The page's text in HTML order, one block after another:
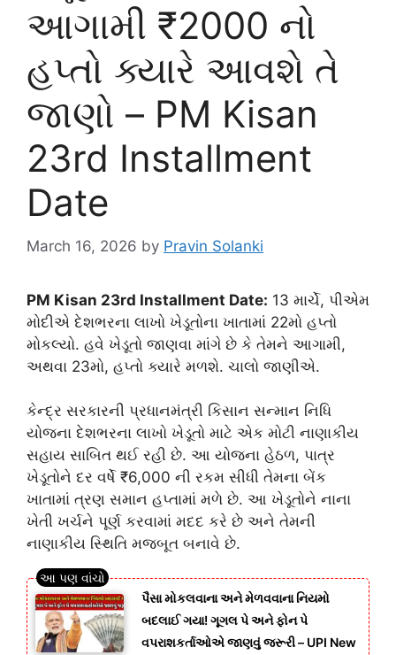
આગામી ₹2000 નો
હપ્તો ક્યારે આવશે તે
જાણો – PM Kisan
23rd Installment
Date
March 16, 2026 by Pravin Solanki
PM Kisan 23rd Installment Date: 13 માર્ચે, પીએમ
મોદીએ દેશભરના લાખો ખેડૂતોના ખાતામાં 22મો હપ્તો
મોકલ્યો. હવે ખેડૂતો જાણવા માંગે છે કે તેમને આગામી,
અથવા 23મો, હપ્તો ક્યારે મળશે. ચાલો જાણીએ.
કેન્દ્ર સરકારની પ્રધાનમંત્રી કિસાન સન્માન નિધિ
યોજના દેશભરના લાખો ખેડૂતો માટે એક મોટી નાણાકીય
સહાય સાબિત થઈ રહી છે. આ યોજના હેઠળ, પાત્ર
ખેડૂતોને દર વર્ષે ₹6,000 ની રકમ સીધી તેમના બેંક
ખાતામાં ત્રણ સમાન હપ્તામાં મળે છે. આ ખેડૂતોને નાના
ખેતી ખર્ચને પૂર્ણ કરવામાં મદદ કરે છે અને તેમની
નાણાકીય સ્થિતિ મજબૂત બનાવે છે.
પૈસા મોકલવાના અને મેળવવાના નિયમો
બદલાઈ ગયા! ગૂગલ પે અને ફોન પે
વપરાશકર્તાઓએ જાણવું જરૂરી – UPI New